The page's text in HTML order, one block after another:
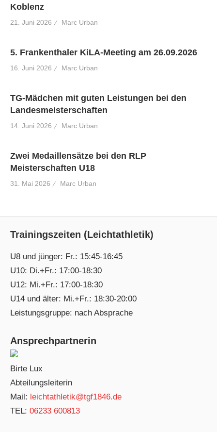
Koblenz
21. Juni 2026 Marc Urban
5. Frankenthaler KiLA-Meeting am 26.09.2026
16. Juni 2026 Marc Urban
TG-Mädchen mit guten Leistungen bei den
Landesmeisterschaften
14. Juni 2026 Marc Urban
Zwei Medaillensätze bei den RLP
Meisterschaften U18
31. Mai 2026 Marc Urban
Trainingszeiten (Leichtathletik)
U8 und jünger: Fr.: 15:45-16:45
U10: Di.+Fr.: 17:00-18:30
U12: Mi.+Fr.: 17:00-18:30
U14 und älter: Mi.+Fr.: 18:30-20:00
Leistungsgruppe: nach Absprache
Ansprechpartnerin
Birte Lux
Abteilungsleiterin
Mail: leichtathletik@tgf1846.de
TEL:06233 600813